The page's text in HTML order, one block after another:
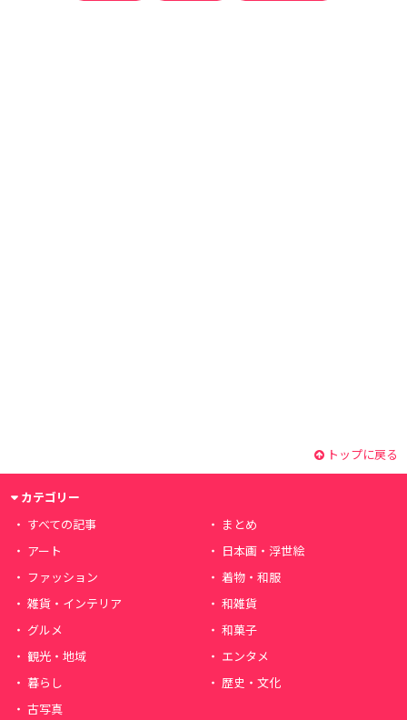
トップに戻る
カテゴリー
すべての記事
まとめ
アート
日本画・浮世絵
ファッション
着物・和服
雑貨・インテリア
和雑貨
グルメ
和菓子
観光・地域
エンタメ
暮らし
歴史・文化
古写真